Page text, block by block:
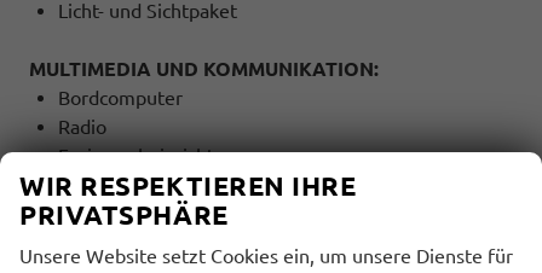
Licht- und Sichtpaket
MULTIMEDIA UND KOMMUNIKATION:
Bordcomputer
Radio
Freisprecheinrichtung
Bluetooth
USB Anschluss
WIR RESPEKTIEREN IHRE
PRIVATSPHÄRE
Unsere Website setzt Cookies ein, um unsere Dienste für